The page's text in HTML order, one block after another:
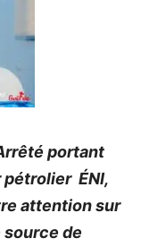
portant
pétrolier ÉNI,
attention sur
de